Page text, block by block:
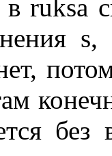
вruksa
s,